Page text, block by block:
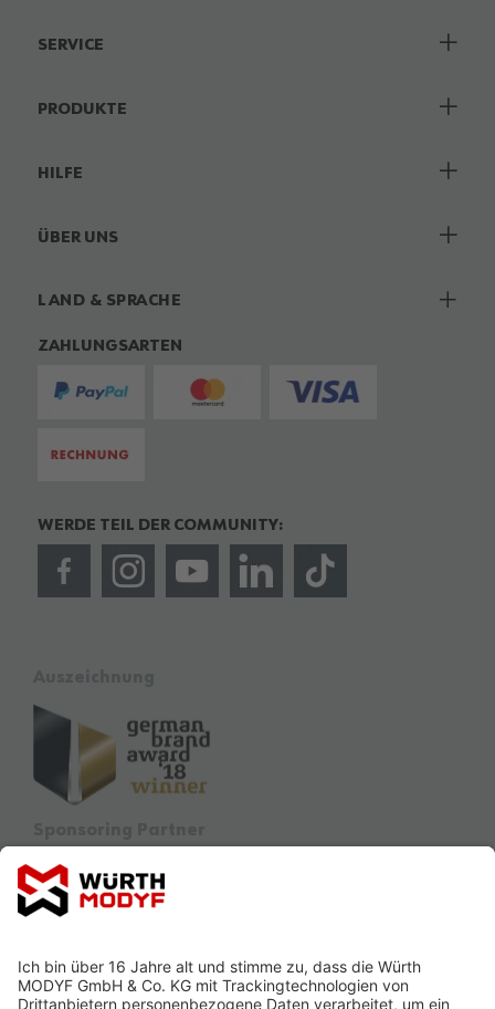
SERVICE
PRODUKTE
HILFE
ÜBER UNS
LAND & SPRACHE
ZAHLUNGSARTEN
WERDE TEIL DER COMMUNITY: